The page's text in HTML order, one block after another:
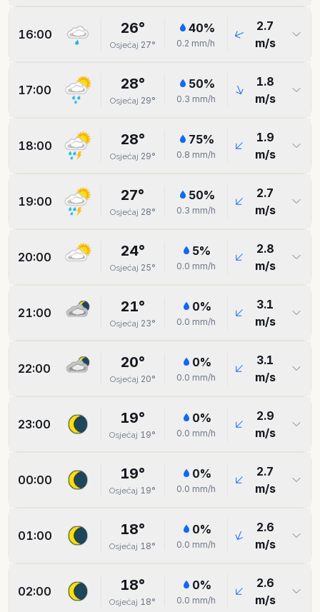
16:00 26°
Osjećaj 27°
40%
0.2 mm/h
2.7
m/s
17:00 28°
Osjećaj 29°
50%
0.3 mm/h
1.8
m/s
18:00 28°
Osjećaj 29°
75%
0.8 mm/h
1.9
m/s
19:00 27°
Osjećaj 28°
50%
0.3 mm/h
2.7
m/s
20:00 24°
Osjećaj 25°
5%
0.0 mm/h
2.8
m/s
21:00 21°
Osjećaj 23°
0%
0.0 mm/h
3.1
m/s
22:00 20°
Osjećaj 20°
0%
0.0 mm/h
3.1
m/s
23:00 19°
Osjećaj 19°
0%
0.0 mm/h
2.9
m/s
00:00 19°
Osjećaj 19°
0%
0.0 mm/h
2.7
m/s
01:00 18°
Osjećaj 18°
0%
0.0 mm/h
2.6
m/s
02:00 18°
Osjećaj 18°
0%
0.0 mm/h
2.6
m/s